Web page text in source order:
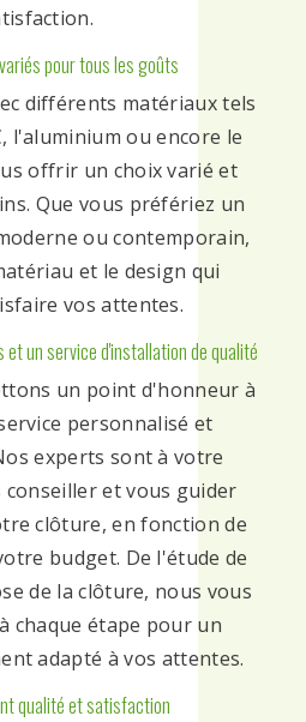
pour tous les goûts
différents matériaux tels
l'aluminium ou encore le
offrir un choix varié et
Que vous préfériez un
ou contemporain,
et le design qui
vos attentes.
un service d'installation de qualité
un point d'honneur à
personnalisé et
experts sont à votre
et vous guider
clôture, en fonction de
budget. De l'étude de
de la clôture, nous vous
chaque étape pour un
adapté à vos attentes.
qualité et satisfaction